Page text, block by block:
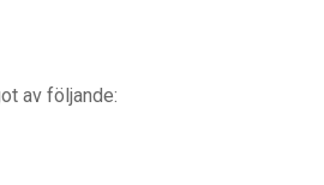
av följande: